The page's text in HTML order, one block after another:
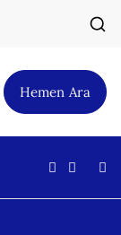
Hemen Ara